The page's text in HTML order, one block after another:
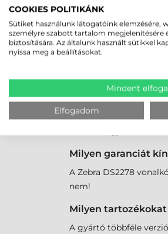
használatra kész, és a
működni, az alján lévő
Milyen típusú
A Zebra DS2278
Milyen távolságból
Az amerikai gyártói a
fontos, hogy ez a
Milyen garanciát
A Zebra DS2278
nem!
Milyen tartozékokat
A gyártó többféle
COOKIES POLITIKÁNK
Sütiket használunk látogatóink elemzésére,
személyre szabott tartalom megjelenítésére
biztosítására. Az általunk használt sütikkel
nyissa meg a beállításokat.
Mindent
Elfogadom